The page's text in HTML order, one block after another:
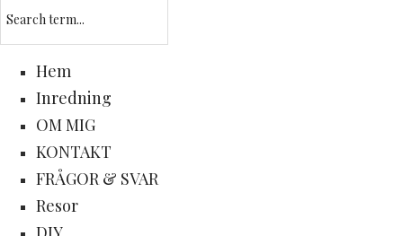
Hem
Inredning
OM MIG
KONTAKT
FRÅGOR & SVAR
Resor